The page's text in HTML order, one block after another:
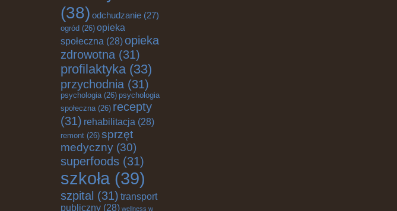
(38) odchudzanie (27)
ogród (26) opieka
społeczna (28) opieka
zdrowotna (31)
profilaktyka(33)
przychodnia (31)
psychologia(26) psychologia
społeczna(26) recepty
(31) rehabilitacja (28)
remont (26) sprzęt
medyczny (30)
superfoods (31)
szkoła (39)
szpital (31) transport
publiczny (28) wellness w